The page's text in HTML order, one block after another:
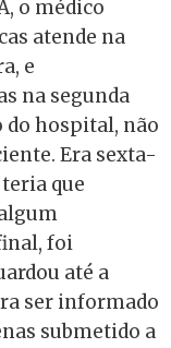
o médico
atende na
e
na segunda
do hospital, não
Era sexta-
que
foi
até a
ser informado
submetido a